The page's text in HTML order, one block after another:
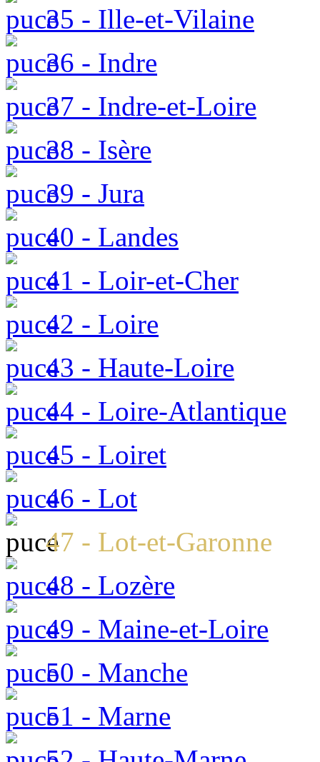
35 - Ille-et-Vilaine
36 - Indre
37 - Indre-et-Loire
38 - Isère
39 - Jura
40 - Landes
41 - Loir-et-Cher
42 - Loire
43 - Haute-Loire
44 - Loire-Atlantique
45 - Loiret
46 - Lot
47 - Lot-et-Garonne
48 - Lozère
49 - Maine-et-Loire
50 - Manche
51 - Marne